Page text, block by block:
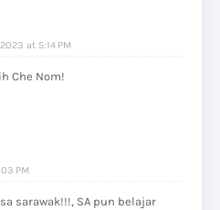
at 5:14 PM
Che Nom!
PM
sarawak!!!, SA pun belajar